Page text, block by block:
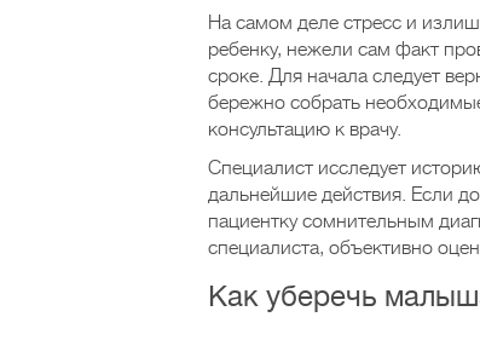
На самом деле стресс и
ребенку, нежели сам факт
сроке. Для начала следует
бережно собрать
консультацию к врачу.
Специалист исследует
дальнейшие действия. Если
пациентку сомнительным
специалиста, объективно
Как уберечь